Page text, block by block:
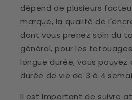
dépend de plusieurs
marque, la qualité de
dont vous prenez soin du
général, pour les
longue durée, vous pouvez
durée de vie de 3 à 4
Il est important de suivre